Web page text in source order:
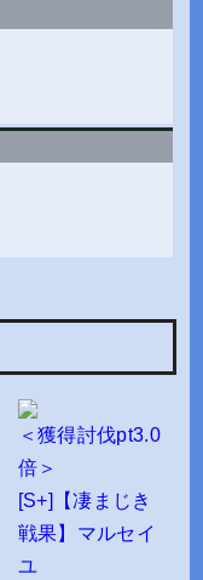
＜獲得討伐pt3.0
倍＞
[S+]【凄まじき
戦果】マルセイ
ユ